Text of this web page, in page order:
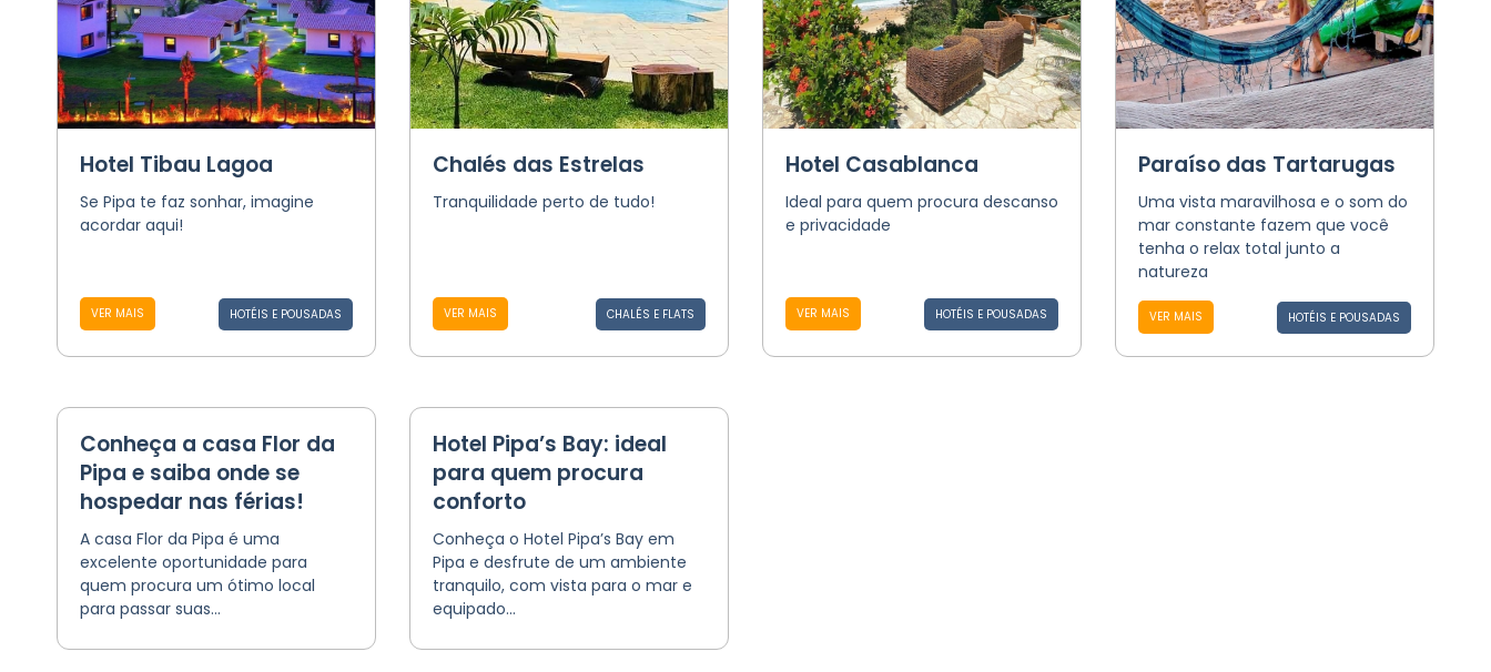
Hotel Tibau Lagoa
Se Pipa te faz sonhar, imagine
acordar aqui!
VER MAIS HOTÉIS E POUSADAS
Chalés das Estrelas
Tranquilidade perto de tudo!
VER MAIS CHALÉS E FLATS
Hotel Casablanca
Ideal para quem procura descanso
e privacidade
VER MAIS HOTÉIS E POUSADAS
Paraíso das Tartarugas
Uma vista maravilhosa e o som do
mar constante fazem que você
tenha o relax total junto a
natureza
VER MAIS HOTÉIS E POUSADAS
Conheça a casa Flor da
Pipa e saiba onde se
hospedar nas férias!
A casa Flor da Pipa é uma
excelente oportunidade para
quem procura um ótimo local
para passar suas...
Hotel Pipa’s Bay: ideal
para quem procura
conforto
Conheça o Hotel Pipa’s Bay em
Pipa e desfrute de um ambiente
tranquilo, com vista para o mar e
equipado...